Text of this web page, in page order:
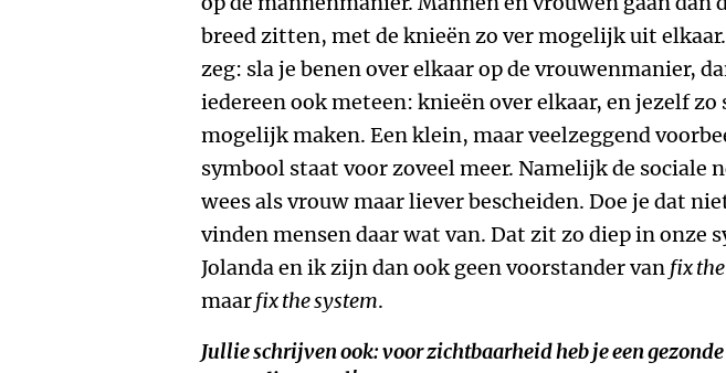
breed zitten, met de knieën zo ver mogelijk uit
zeg: sla je benen over elkaar op de vrouwenmanier,
iedereen ook meteen: knieën over elkaar, en jezelf zo
mogelijk maken. Een klein, maar veelzeggend
symbool staat voor zoveel meer. Namelijk de sociale
wees als vrouw maar liever bescheiden. Doe je dat
vinden mensen daar wat van. Dat zit zo diep in onze
Jolanda en ik zijn dan ook geen voorstander van fix
maarfix the system.
Jullie schrijven ook: voor zichtbaarheid heb je een